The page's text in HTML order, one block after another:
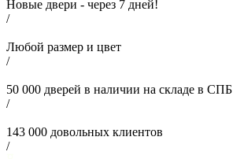
Новые двери - через 7 дней!
/
Любой размер и цвет
/
50 000 дверей в наличии на складе в СПБ
/
143 000 довольных клиентов
/